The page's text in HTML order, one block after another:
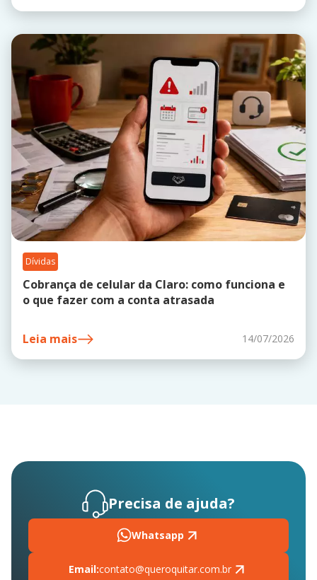
Dívidas
Cobrança de celular da Claro: como funciona e
o que fazer com a conta atrasada
Leia mais 14/07/2026
Precisa de ajuda?
Whatsapp
Email:contato@queroquitar.com.br